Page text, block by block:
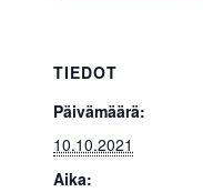
TIEDOT
Päivämäärä:
10.10.2021
Aika: